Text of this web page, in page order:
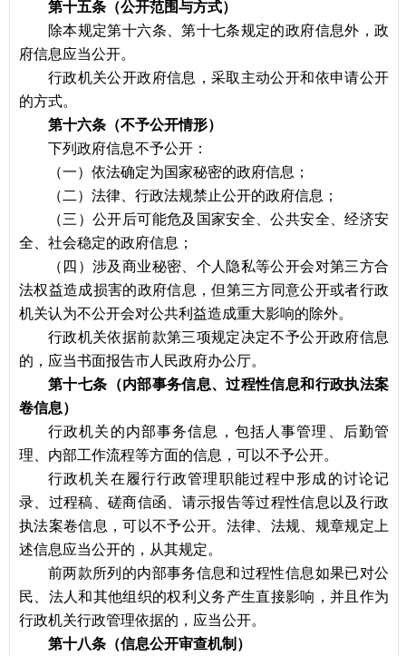
第十五条（公开范围与方式）
除本规定第十六条、第十七条规定的政府信息外，政
府信息应当公开。
行政机关公开政府信息，采取主动公开和依申请公开
的方式。
第十六条（不予公开情形）
下列政府信息不予公开：
（一）依法确定为国家秘密的政府信息；
（二）法律、行政法规禁止公开的政府信息；
（三）公开后可能危及国家安全、公共安全、经济安
全、社会稳定的政府信息；
（四）涉及商业秘密、个人隐私等公开会对第三方合
法权益造成损害的政府信息，但第三方同意公开或者行政
机关认为不公开会对公共利益造成重大影响的除外。
行政机关依据前款第三项规定决定不予公开政府信息
的，应当书面报告市人民政府办公厅。
第十七条（内部事务信息、过程性信息和行政执法案
卷信息）
行政机关的内部事务信息，包括人事管理、后勤管
理、内部工作流程等方面的信息，可以不予公开。
行政机关在履行行政管理职能过程中形成的讨论记
录、过程稿、磋商信函、请示报告等过程性信息以及行政
执法案卷信息，可以不予公开。法律、法规、规章规定上
述信息应当公开的，从其规定。
前两款所列的内部事务信息和过程性信息如果已对公
民、法人和其他组织的权利义务产生直接影响，并且作为
行政机关行政管理依据的，应当公开。
第十八条（信息公开审查机制）